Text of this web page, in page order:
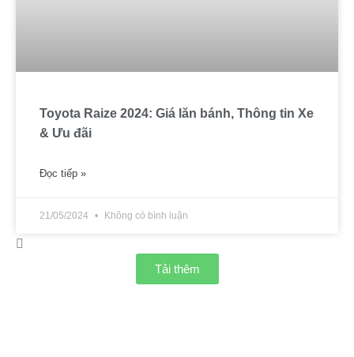
Toyota Raize 2024: Giá lăn bánh, Thông tin Xe
& Ưu đãi
Đọc tiếp »
21/05/2024 Không có bình luận
Tải thêm